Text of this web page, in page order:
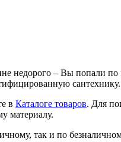
недорого – Вы попали
в Каталоге товаров. Для
материалу.
так и по